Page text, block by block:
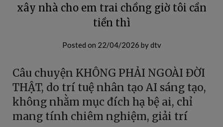
xây nhà cho em trai chồng giờ tôi cần
tiền thì
Posted on 22/04/2026 bydtv
Câu chuyện KHÔNG PHẢI NGOÀI ĐỜI
THẬT, do trí tuệ nhân tạo AI sáng tạo,
không nhằm mục đích hạ bệ ai, chỉ
mang tính chiêm nghiệm, giải trí